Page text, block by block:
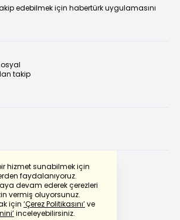
hizmet sunabilmek için
faydalanıyoruz.
devam ederek çerezleri
vermiş oluyorsunuz.
için ‘Çerez Politikasını’ve
inceleyebilirsiniz.
edebilmek için habertürk uygulamasını
takip
Translate